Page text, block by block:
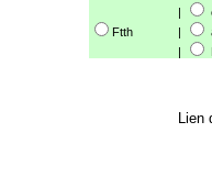
|
Ftth
|
|
Lien